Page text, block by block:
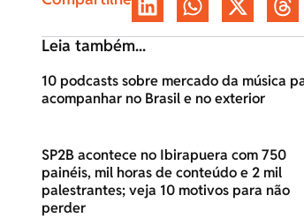
Leia também...
10 podcasts sobre mercado da música
acompanhar no Brasil e no exterior
SP2B acontece no Ibirapuera com 750
painéis, mil horas de conteúdo e 2 mil
palestrantes; veja 10 motivos para não
perder